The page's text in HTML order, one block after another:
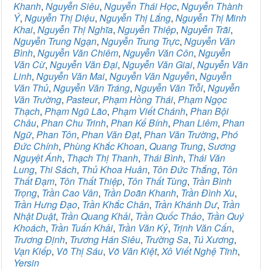
Khanh, Nguyễn Siêu, Nguyễn Thái Học, Nguyễn Thành
Ý, Nguyễn Thị Diệu, Nguyễn Thị Lắng, Nguyễn Thị Minh
Khai, Nguyễn Thị Nghĩa, Nguyễn Thiệp, Nguyễn Trãi,
Nguyễn Trung Ngạn, Nguyễn Trung Trực, Nguyễn Văn
Bình, Nguyễn Văn Chiêm, Nguyễn Văn Côn, Nguyễn
Văn Cừ, Nguyễn Văn Đại, Nguyễn Văn Giai, Nguyễn Văn
Linh, Nguyễn Văn Mai, Nguyễn Văn Nguyễn, Nguyễn
Văn Thủ, Nguyễn Văn Tráng, Nguyễn Văn Trỗi, Nguyễn
Văn Trường, Pasteur, Phạm Hồng Thái, Phạm Ngọc
Thạch, Phạm Ngũ Lão, Phạm Viết Chánh, Phan Bội
Châu, Phan Chu Trinh, Phan Kế Bính, Phan Liêm, Phan
Ngữ, Phan Tôn, Phan Văn Đạt, Phan Văn Trường, Phó
Đức Chính, Phùng Khắc Khoan, Quang Trung, Sương
Nguyệt Ánh, Thạch Thị Thanh, Thái Bình, Thái Văn
Lung, Thi Sách, Thủ Khoa Huân, Tôn Đức Thắng, Tôn
Thất Đạm, Tôn Thất Thiệp, Tôn Thất Tùng, Trần Bình
Trọng, Trần Cao Vân, Trần Doãn Khanh, Trần Đình Xu,
Trần Hưng Đạo, Trần Khắc Chân, Trần Khánh Dư, Trần
Nhật Duật, Trần Quang Khải, Trần Quốc Thảo, Trần Quý
Khoách, Trần Tuấn Khải, Trần Văn Kỷ, Trịnh Văn Cấn,
Trương Định, Trương Hán Siêu, Trường Sa, Tú Xương,
Vạn Kiếp, Võ Thị Sáu, Võ Văn Kiệt,Xô Viết Nghệ Tĩnh,
Yersin